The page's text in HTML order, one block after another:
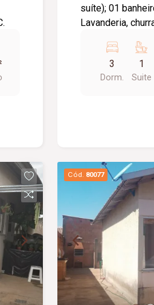
suíte); 01
Lavanderia,
3
Dorm.
1
Suite
Cód. 80077